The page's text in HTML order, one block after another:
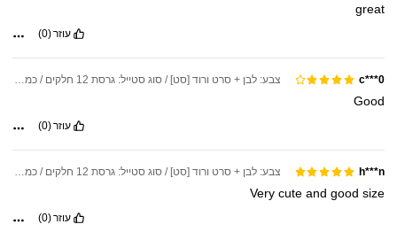
great
עוזר(0)
c***0
Good
עוזר(0)
h***n
Very cute and good size
עוזר(0)